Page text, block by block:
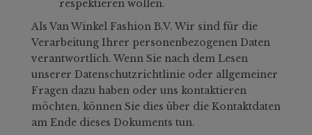
respektieren wollen.
Als Van Winkel Fashion B.V. Wir sind für die
Verarbeitung Ihrer personenbezogenen Daten
verantwortlich. Wenn Sie nach dem Lesen
unserer Datenschutzrichtlinie oder allgemeiner
Fragen dazu haben oder uns kontaktieren
möchten, können Sie dies über die Kontaktdaten
am Ende dieses Dokuments tun.